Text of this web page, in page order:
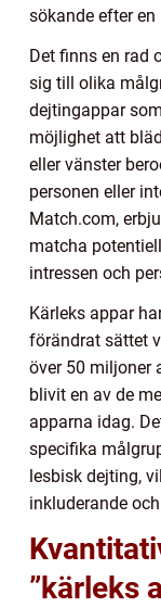
sökande efter en
Det finns en rad
sig till olika
dejtingappar
möjlighet att
eller vänster
personen eller
Match.com,
matcha
intressen och
Kärleks appar
förändrat sättet
över 50 miljoner
blivit en av de
apparna idag.
specifika
lesbisk dejting,
inkluderande
”kärleks